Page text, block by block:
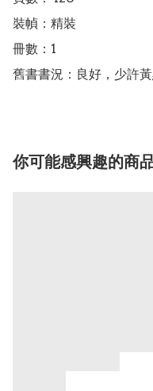
裝幀：精裝
冊數：1
舊書書況：良好，少許
你可能感興趣的商